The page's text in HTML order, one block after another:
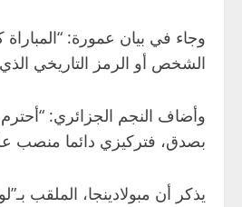
وجاء في بيان عمورة:
الشخص أو الرمز التاريخي
وأضاف النجم الجزائري:
بصدق، فتركيزي دائما منصب
يذكر أن مبولادينجا، الملقب